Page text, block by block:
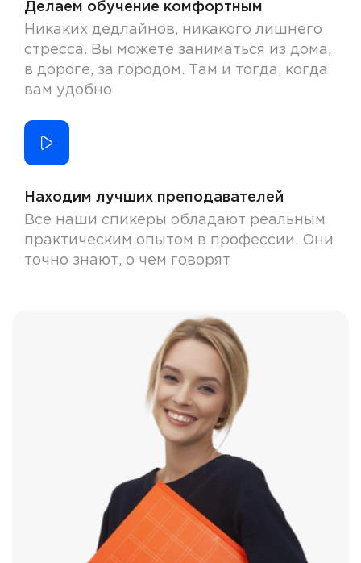
Делаем обучение комфортным
Никаких дедлайнов, никакого лишнего
стресса. Вы можете заниматься из дома,
в дороге, за городом. Там и тогда, когда
вам удобно
Находим лучших преподавателей
Все наши спикеры обладают реальным
практическим опытом в профессии. Они
точно знают, о чем говорят